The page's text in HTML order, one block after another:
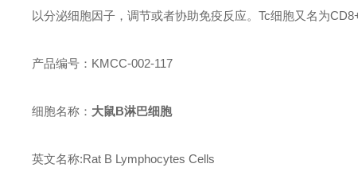
以分泌细胞因子，调节或者协助免疫反应。Tc细胞又名为
产品编号：KMCC-002-117
细胞名称： 大鼠B淋巴细胞
英文名称:Rat B Lymphocytes Cells